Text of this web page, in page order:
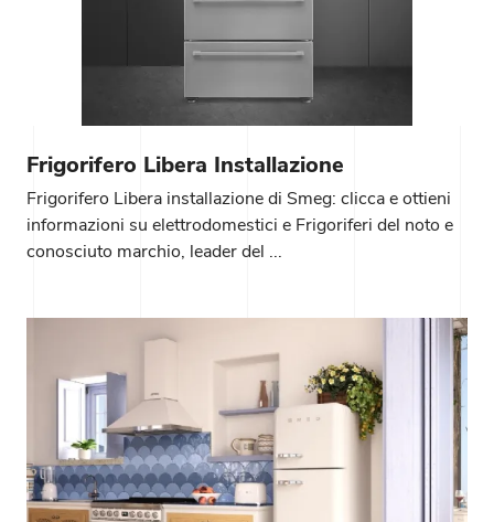
Frigorifero Libera Installazione
Frigorifero Libera installazione di Smeg: clicca e ottieni
informazioni su elettrodomestici e Frigoriferi del noto e
conosciuto marchio, leader del ...